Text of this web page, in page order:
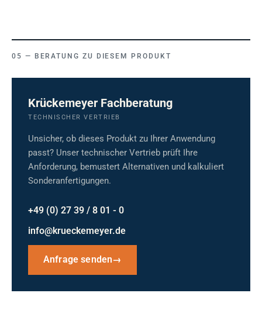
BERATUNG ZU DIESEM PRODUKT
Krückemeyer Fachberatung
TECHNISCHER VERTRIEB
Unsicher, ob dieses Produkt zu Ihrer Anwendung
passt? Unser technischer Vertrieb prüft Ihre
Anforderung, bemustert Alternativen und kalkuliert
Sonderanfertigungen.
+49 (0) 27 39 / 8 01 - 0
info@krueckemeyer.de
Anfrage senden→